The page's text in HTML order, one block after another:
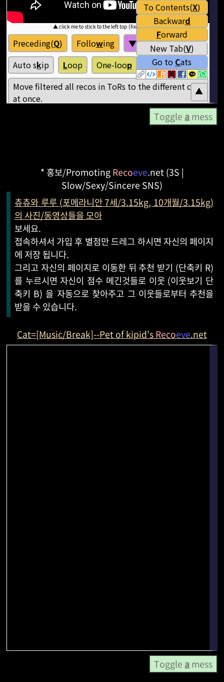
Toggle amess
* 홍보/PromotingRecoeve.net (3S |
Slow/Sexy/Sincere SNS)
츄츄와 루루 (포메라니안 7세/3.15kg, 10개월/3.15kg)
의 사진/동영상들을 모아
보세요.
접속하셔서 가입 후 별점만 드레그 하시면 자신의 페이지
에 저장 됩니다.
그리고 자신의 페이지로 이동한 뒤 추천 받기 (단축키 R)
를 누르시면 자신이 점수 메긴것들로 이웃 (이웃보기 단
축키 B) 을 자동으로 찾아주고 그 이웃들로부터 추천을
받을 수 있습니다.
Cat=[Music/Break]--Pet of kipid'sRecoeve.net
Toggle amess